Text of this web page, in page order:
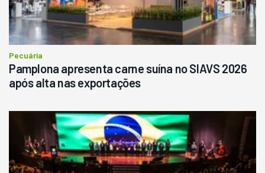
Pecuária
Pamplona apresenta carne suína no SIAVS 2026
após alta nas exportações